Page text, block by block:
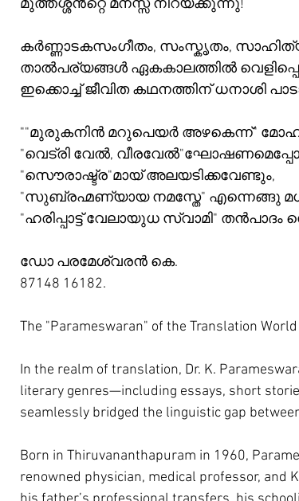
മുത്തശ്ശൻറ്റെ മനസ്സ് നിറയ്ക്കുന്നു!
കർണ്ണാടകസംഗീതം, സംസ്കൃതം,
താൽപര്യങ്ങൾ ഏകകാലത്തിൽ
ഇക്കൊച്ച് ജീവിത കഥനത്തിന് ധനാശി
""മുരുകനിൻ മറുപെയർ അഴകെന്ന്"
"വെട്രി വേൽ,
"സൌരാഷ്ട്ര"മായ് അലയടിക്കവേണ്ടും,
"സുബ്രഹ്മണ്യായ നമസ്തേ" എന്നെങ്ങു
"ഹരിപ്പാട്ട് വേലായുധ സ്വാമി"
ഡോ പരമേശ്വരൻ കെ.
87148 16182.
The "Parameswaran" of the Translation World
In the realm of translation, Dr. K.
literary genres—including essays, short
seamlessly bridged the linguistic gap
Born in Thiruvananthapuram in 1960,
renowned physician, medical professor, and